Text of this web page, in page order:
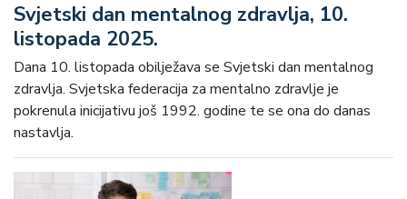
Svjetski dan mentalnog zdravlja, 10.
listopada 2025.
Dana 10. listopada obilježava se Svjetski dan mentalnog
zdravlja. Svjetska federacija za mentalno zdravlje je
pokrenula inicijativu još 1992. godine te se ona do danas
nastavlja.